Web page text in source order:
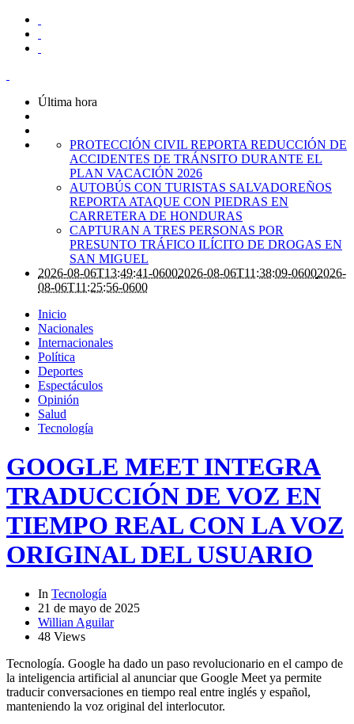
Última hora
PROTECCIÓN CIVIL REPORTA REDUCCIÓN DE
ACCIDENTES DE TRÁNSITO DURANTE EL
PLAN VACACIÓN 2026
AUTOBÚS CON TURISTAS SALVADOREÑOS
REPORTA ATAQUE CON PIEDRAS EN
CARRETERA DE HONDURAS
CAPTURAN A TRES PERSONAS POR
PRESUNTO TRÁFICO ILÍCITO DE DROGAS EN
SAN MIGUEL
2026-08-06T13:49:41-06002026-08-06T11:38:09-06002026-
08-06T11:25:56-0600
Inicio
Nacionales
Internacionales
Política
Deportes
Espectáculos
Opinión
Salud
Tecnología
GOOGLE MEET INTEGRA
TRADUCCIÓN DE VOZ EN
TIEMPO REAL CON LA VOZ
ORIGINAL DEL USUARIO
In Tecnología
21 de mayo de 2025
Willian Aguilar
48 Views
Tecnología. Google ha dado un paso revolucionario en el campo de
la inteligencia artificial al anunciar que Google Meet ya permite
traducir conversaciones en tiempo real entre inglés y español,
manteniendo la voz original del interlocutor.